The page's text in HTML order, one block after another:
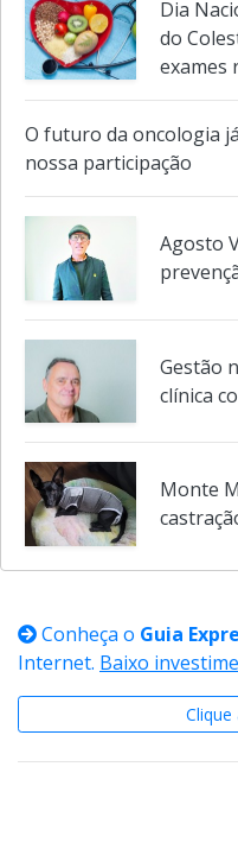
do
exames
O futuro da oncologia
nossa participação
clínica
Conheça oGuia
Internet.Baixo